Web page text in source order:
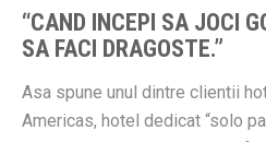
“CAND INCEPI SA JOCI
SA FACI DRAGOSTE.”
Asa spune unul dintre clientii
Americas, hotel dedicat “solo